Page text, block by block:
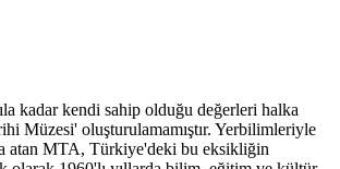
kadar kendi sahip olduğu değerleri halka
Müzesi' oluşturulamamıştır. Yerbilimleriyle
atan MTA, Türkiye'deki bu eksikliğin